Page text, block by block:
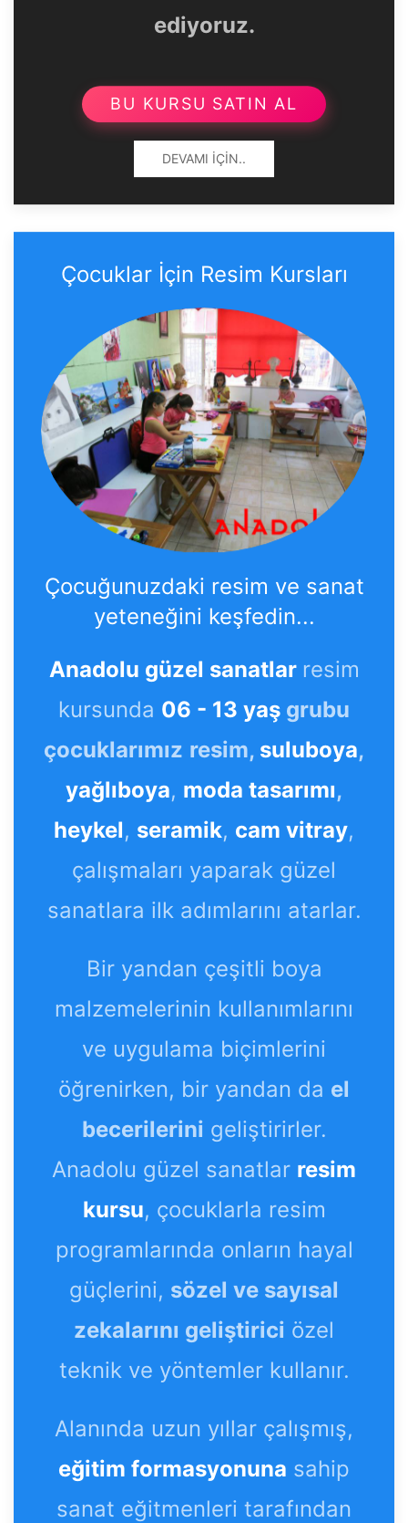
ediyoruz.
BU KURSU SATIN AL
DEVAMI İÇIN..
Çocuklar İçin Resim Kursları
Çocuğunuzdaki resim ve sanat
yeteneğini keşfedin...
Anadolu güzel sanatlar resim
kursunda 06 - 13 yaş grubu
çocuklarımız resim, suluboya,
yağlıboya, moda tasarımı,
heykel, seramik, cam vitray,
çalışmaları yaparak güzel
sanatlara ilk adımlarını atarlar.
Bir yandan çeşitli boya
malzemelerinin kullanımlarını
ve uygulama biçimlerini
öğrenirken, bir yandan da el
becerilerini geliştirirler.
Anadolu güzel sanatlar resim
kursu, çocuklarla resim
programlarında onların hayal
güçlerini, sözel ve sayısal
zekalarını geliştirici özel
teknik ve yöntemler kullanır.
Alanında uzun yıllar çalışmış,
eğitim formasyonuna sahip
sanat eğitmenleri tarafından